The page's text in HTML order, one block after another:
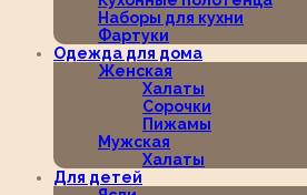
Наборы для кухни
Фартуки
Одежда для дома
Женская
Халаты
Сорочки
Пижамы
Мужская
Халаты
Для детей